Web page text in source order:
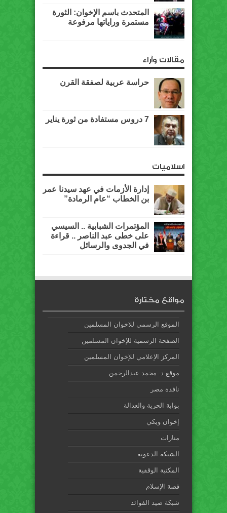
المتحدث باسم الإخوان: الثورة
مستمرة وراياتها مرفوعة
مقالات وآراء
حراسة عربية لصفقة القرن
7 دروس مستفادة من ثورة يناير
اسلاميات
إدارة الأزمات في عهد سيدنا عمر
بن الخطاب “عام الرمادة”
المؤتمرات الشبابية .. السيسي
على خطى عبد الناصر .. قراءة
في الجدوى والرسائل
مواقع مختارة
الموقع الرسمي للاخوان المسلمين
الصفحة الرسمية للإخوان المسلمين
المركز الإعلامي للإخوان المسلمين
موقع د. محمد عبدالرحمن
نافذة مصر
بوابة الحرية والعدالة
إخوان ويكي
منارات
الشبكة الدعوية
المكتبة الوقفية
قصة الإسلام
شبكة صيد الفوائد